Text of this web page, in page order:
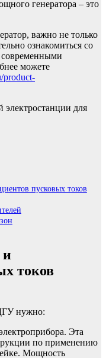
генератора – это
важно не только
ознакомиться со
можете
product-
пусковых токов
и
токов
нужно:
Эта
по применению
Мощность